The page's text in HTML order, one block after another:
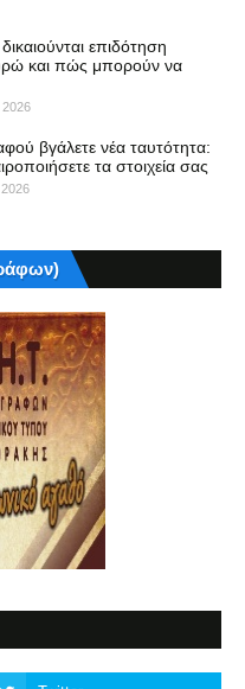
επιδότηση
και πώς μπορούν να
2026
βγάλετε νέα ταυτότητα:
τα στοιχεία σας